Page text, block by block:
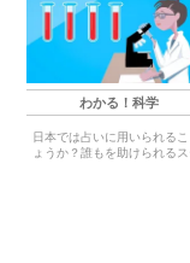
わかる！科学
日本では占いに用いられる
ょうか？誰もを助けられる